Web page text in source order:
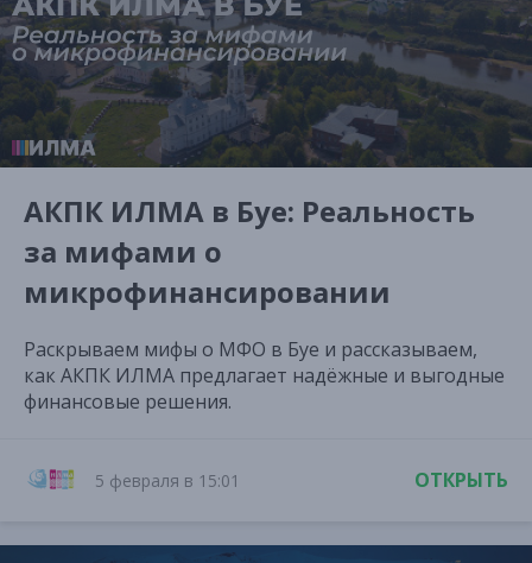
АКПК ИЛМА в Буе: Реальность
за мифами о
микрофинансировании
Раскрываем мифы о МФО в Буе и рассказываем,
как АКПК ИЛМА предлагает надёжные и выгодные
финансовые решения.
5 февраля в 15:01 ОТКРЫТЬ